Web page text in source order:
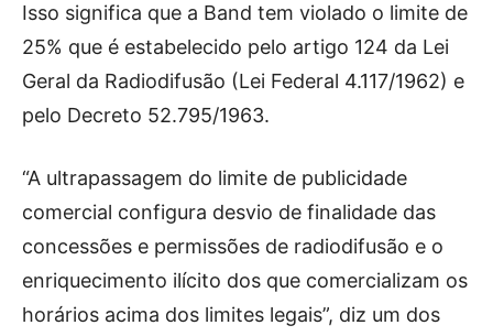
Isso significa que a Band tem violado o limite de
25% que é estabelecido pelo artigo 124 da Lei
Geral da Radiodifusão (Lei Federal 4.117/1962) e
pelo Decreto 52.795/1963.
“A ultrapassagem do limite de publicidade
comercial configura desvio de finalidade das
concessões e permissões de radiodifusão e o
enriquecimento ilícito dos que comercializam os
horários acima dos limites legais”, diz um dos